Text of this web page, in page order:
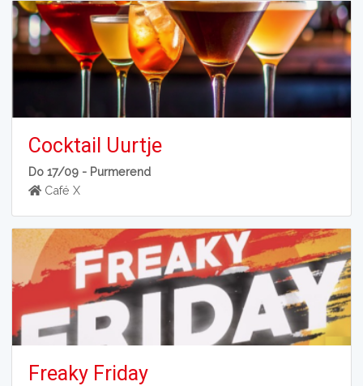
Cocktail Uurtje
Do 17/09 - Purmerend
Café X
Freaky Friday